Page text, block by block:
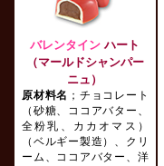
バレンタイン ハート
（マールドシャンパー
ニュ）
原材料名 ；チョコレート
（砂糖、ココアバター、
全粉乳、カカオマス）
（ベルギー製造）、クリ
ーム、ココアバター、洋